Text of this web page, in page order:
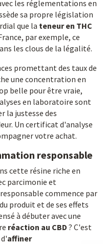
les réglementations en
sa propre législation
que la teneur en THC
par exemple, ce
les clous de la légalité.
promettant des taux de
une concentration en
belle pour être vraie,
en laboratoire sont
la justesse des
Un certificat d'analyse
votre achat.
responsable
cette résine riche en
parcimonie et
commence par
produit et de ses effets
à débuter avec une
réaction au CBD ? C'est
affiner